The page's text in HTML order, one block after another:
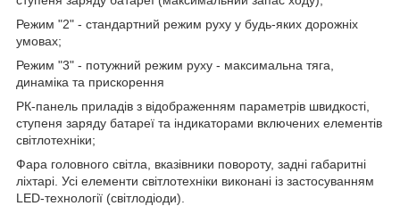
Режим "2" - стандартний режим руху у будь-яких дорожніх
умовах;
Режим "3" - потужний режим руху - максимальна тяга,
динаміка та прискорення
РК-панель приладів з відображенням параметрів швидкості,
ступеня заряду батареї та індикаторами включених елементів
світлотехніки;
Фара головного світла, вказівники повороту, задні габаритні
ліхтарі. Усі елементи світлотехніки виконані із застосуванням
LED-технології (світлодіоди).